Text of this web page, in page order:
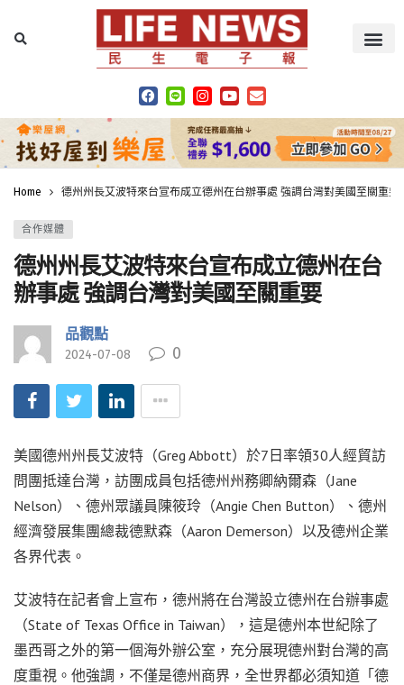
Home 德州州長艾波特來台宣布成立德州在台辦事處 強調台灣對美國至關重要
合作媒體
德州州長艾波特來台宣布成立德州在台
辦事處 強調台灣對美國至關重要
品觀點
2024-07-08 0
美國德州州長艾波特（Greg Abbott）於7日率領30人經貿訪
問團抵達台灣，訪團成員包括德州州務卿納爾森（Jane
Nelson）、德州眾議員陳筱玲（Angie Chen Button）、德州
經濟發展集團總裁德默森（Aaron Demerson）以及德州企業
各界代表。
艾波特在記者會上宣布，德州將在台灣設立德州在台辦事處
（State of Texas Office in Taiwan），這是德州本世紀除了
墨西哥之外的第一個海外辦公室，充分展現德州對台灣的高
度重視。他強調，不僅是德州商界，全世界都必須知道「德